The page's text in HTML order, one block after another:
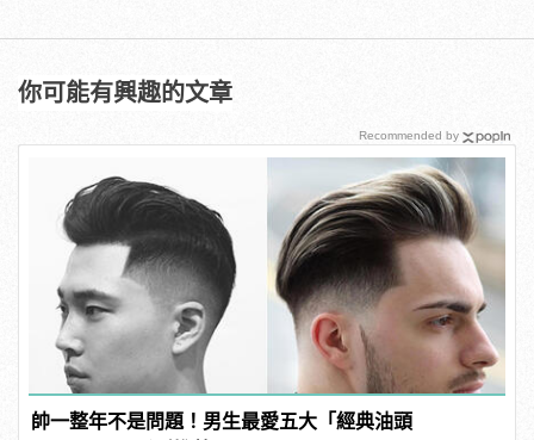
你可能有興趣的文章
帥一整年不是問題！男生最愛五大「經典油頭
Recommended by